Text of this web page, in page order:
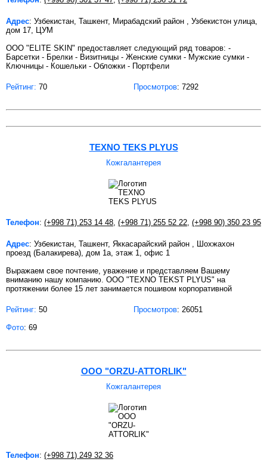
Адрес: Узбекистан, Ташкент, Мирабадский район , Узбекистон улица,
дом 17, ЦУМ
ООО "ELITE SKIN" предоставляет следующий ряд товаров: -
Барсетки - Брелки - Визитницы - Женские сумки - Мужские сумки -
Ключницы - Кошельки - Обложки - Портфели
Рейтинг: 70 Просмотров: 7292
TEXNO TEKS PLYUS
Кожгалантерея
Телефон: (+998 71) 253 14 48 (+998 71) 255 52 22 (+998 90) 350 23 95
Адрес: Узбекистан, Ташкент, Яккасарайский район , Шохжахон
проезд (Балакирева), дом 1а, этаж 1, офис 1
Выражаем свое почтение, уважение и представляем Вашему
вниманию нашу компанию. ООО "TEXNO TEKST PLYUS" на
протяжении более 15 лет занимается пошивом корпоративной
Рейтинг: 50 Просмотров: 26051
Фото: 69
ООО "ORZU-ATTORLIK"
Кожгалантерея
Телефон: (+998 71) 249 32 36